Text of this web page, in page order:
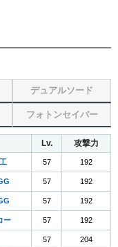
デュアルソード
フォトンセイバー
Lv. 攻撃力
57 192
57 192
57 192
ー 57 192
57 204